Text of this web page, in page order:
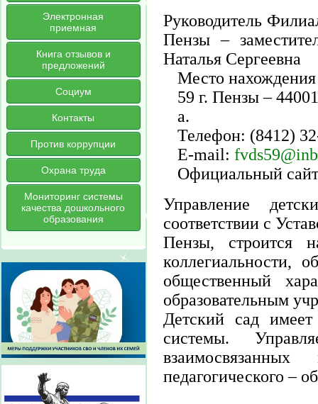
Электронная
приемная
Книга отзывов и
предложений
Социум
Контакты
Против коррупции
Охрана труда
Мониторинг системы
качества дошкольного
образования
Руководитель
Пензы –
Наталья Сергеевна
Место
59 г. Пензы –
а.
Телефон: (8412)
E-mail:
Официальный
Управление
соответствии с
Пензы, строится
коллегиальности,
общественный
образовательным
Детский сад
системы.
педагогического –